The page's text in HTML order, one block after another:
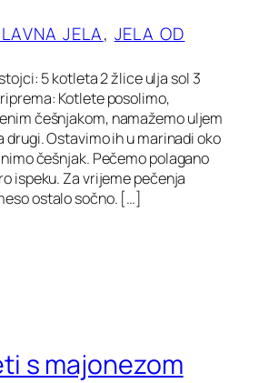
JELA, JELA OD
5 kotleta 2 žlice ulja sol 3
Kotlete posolimo,
češnjakom, namažemo uljem
drugi. Ostavimo ih u marinadi oko
češnjak. Pečemo polagano
ispeku. Za vrijeme pečenja
ostalo sočno. […]
s majonezom